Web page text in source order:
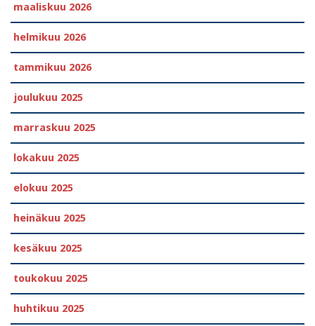
maaliskuu 2026
helmikuu 2026
tammikuu 2026
joulukuu 2025
marraskuu 2025
lokakuu 2025
elokuu 2025
heinäkuu 2025
kesäkuu 2025
toukokuu 2025
huhtikuu 2025